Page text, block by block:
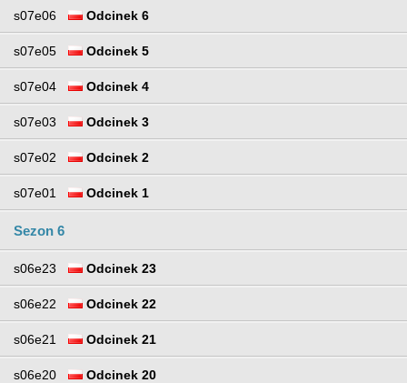
s07e06 Odcinek 6
s07e05 Odcinek 5
s07e04 Odcinek 4
s07e03 Odcinek 3
s07e02 Odcinek 2
s07e01 Odcinek 1
Sezon 6
s06e23 Odcinek 23
s06e22 Odcinek 22
s06e21 Odcinek 21
s06e20 Odcinek 20